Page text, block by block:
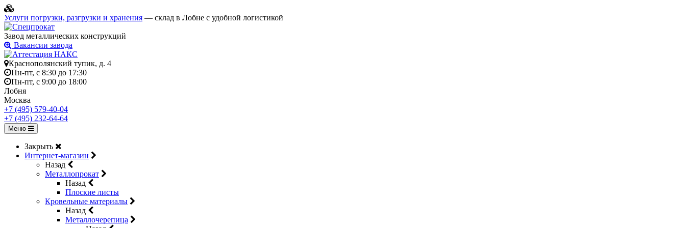
Услуги погрузки, разгрузки и хранения — склад в Лобне с удобной логистикой
Завод металлических конструкций
Вакансии завода
Краснополянский тупик, д. 4
Пн-пт, с 8:30 до 17:30
Пн-пт, с 9:00 до 18:00
Лобня
Москва
+7 (495) 579-40-04
+7 (495) 232-64-64
Меню
Закрыть
Интернет-магазин
Назад
Металлопрокат
Назад
Плоские листы
Кровельные материалы
Назад
Металлочерепица